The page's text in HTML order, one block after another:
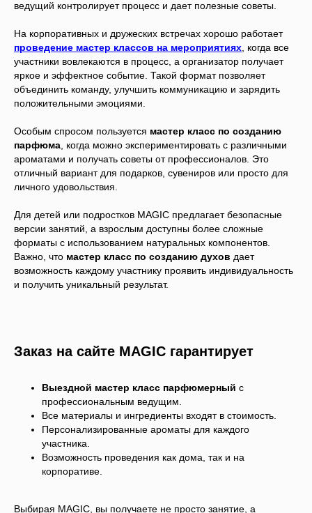
ведущий контролирует процесс и дает полезные советы.
На корпоративных и дружеских встречах хорошо работает
проведение мастер классов на мероприятиях , когда все
участники вовлекаются в процесс, а организатор получает
яркое и эффектное событие. Такой формат позволяет
объединить команду, улучшить коммуникацию и зарядить
положительными эмоциями.
Особым спросом пользуется мастер класс по созданию
парфюма , когда можно экспериментировать с различными
ароматами и получать советы от профессионалов. Это
отличный вариант для подарков, сувениров или просто для
личного удовольствия.
Для детей или подростков MAGIC предлагает безопасные
версии занятий, а взрослым доступны более сложные
форматы с использованием натуральных компонентов.
Важно, что мастер класс по созданию духов дает
возможность каждому участнику проявить индивидуальность
и получить уникальный результат.
Заказ на сайте MAGIC гарантирует
Выездной мастер класс парфюмерный с
профессиональным ведущим.
Все материалы и ингредиенты входят в стоимость.
Персонализированные ароматы для каждого
участника.
Возможность проведения как дома, так и на
корпоративе.
Выбирая MAGIC, вы получаете не просто занятие, а